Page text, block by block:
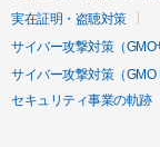
実在証明・盗聴対策
サイバー攻撃対策（GMO
サイバー攻撃対策（GMO
セキュリティ事業の軌跡